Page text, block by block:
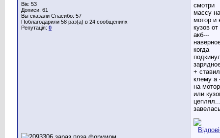
Вік: 53
Дописи: 61
Вы сказали Спасибо: 57
Поблагодарили 58 раз(а) в 24 сообщениях
Репутація: 0
смотри
массу на
мотор и
кузов от
акб---
когда
+
клему а
на мотор
или